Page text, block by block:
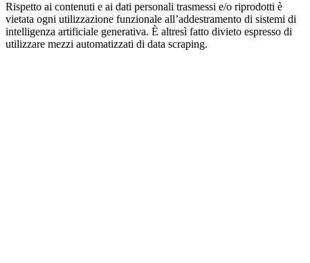
Rispetto ai contenuti e ai dati personali trasmessi e/o riprodotti è
vietata ogni utilizzazione funzionale all’addestramento di sistemi di
intelligenza artificiale generativa. È altresì fatto divieto espresso di
utilizzare mezzi automatizzati di data scraping.